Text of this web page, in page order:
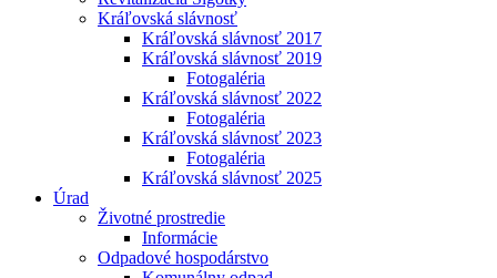
Kráľovská slávnosť
Kráľovská slávnosť 2017
Kráľovská slávnosť 2019
Fotogaléria
Kráľovská slávnosť 2022
Fotogaléria
Kráľovská slávnosť 2023
Fotogaléria
Kráľovská slávnosť 2025
Úrad
Životné prostredie
Informácie
Odpadové hospodárstvo